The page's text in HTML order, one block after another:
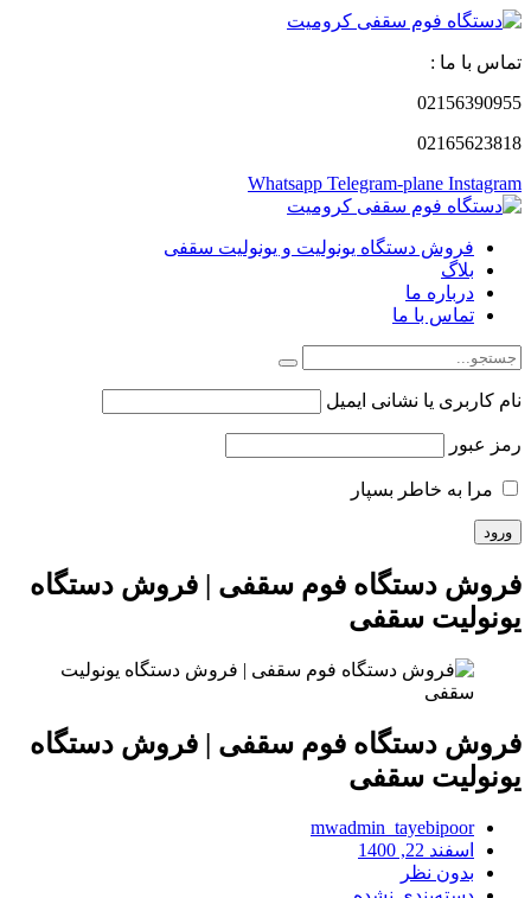
تماس با ما :
02156390955
02165623818
Whatsapp Telegram-plane Instagram
فروش دستگاه یونولیت و یونولیت سقفی
بلاگ
درباره ما
تماس با ما
نام کاربری یا نشانی ایمیل
رمز عبور
مرا به خاطر بسپار
فروش دستگاه فوم سقفی | فروش دستگاه
یونولیت سقفی
فروش دستگاه فوم سقفی | فروش دستگاه
یونولیت سقفی
mwadmin_tayebipoor
اسفند 22, 1400
بدون نظر